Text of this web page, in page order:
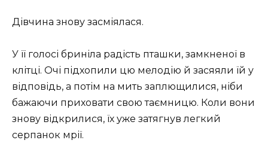
Дівчина знову засміялася.
У її голосі бриніла радість пташки, замкненої в
клітці. Очі підхопили цю мелодію й засяяли їй у
відповідь, а потім на мить заплющилися, ніби
бажаючи приховати свою таємницю. Коли вони
знову відкрилися, їх уже затягнув легкий
серпанок мрії.